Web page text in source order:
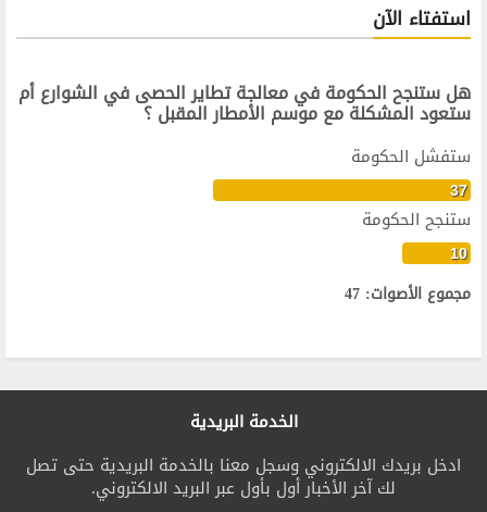
استفتاء الآن
هل ستنجح الحكومة في معالجة تطاير الحصى في الشوارع أم
ستعود المشكلة مع موسم الأمطار المقبل ؟
ستفشل الحكومة
37
ستنجح الحكومة
10
مجموع الأصوات: 47
الخدمة البريدية
ادخل بريدك الالكتروني وسجل معنا بالخدمة البريدية حتى تصل
لك آخر الأخبار أول بأول عبر البريد الالكتروني.